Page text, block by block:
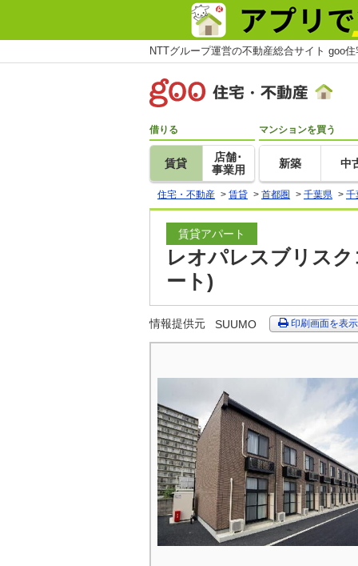
NTTグループ運営の不動産総合サイト goo
借りる
賃貸
店舗･
事業用
マンションを買う
新築 中
住宅・不動産 > 賃貸 > 首都圏 > 千葉県 > 千
賃貸アパート
レオパレスブリス
ート)
情報提供元 SUUMO 印刷画面を表示